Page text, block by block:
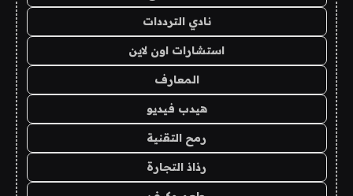
نادي الترددات
استشارات اون لاين
المعارف
هيدب فيديو
رمح التقنية
رذاذ التجارة